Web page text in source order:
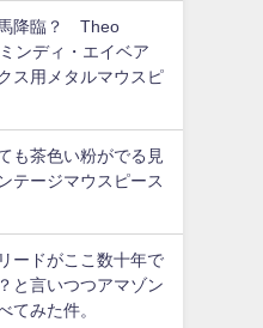
降臨？ Theo
ンディ・エイベア
ス用メタルマウスピ
も茶色い粉がでる見
テージマウスピース
ードがここ数十年で
と言いつつアマゾン
てみた件。